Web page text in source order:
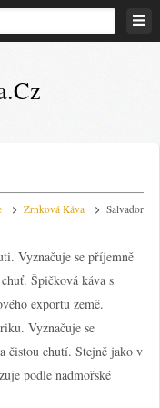
Zrnková Káva Salvador
Vyznačuje se příjemně
Špičková káva s
exportu země.
Vyznačuje se
čistou chutí. Stejně jako v
podle nadmořské